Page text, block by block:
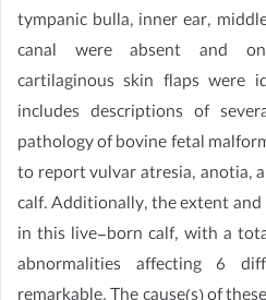
tympanic bulla, inner ear,
canal were absent and
cartilaginous skin flaps were
includes descriptions of
pathology of bovine fetal
to report vulvar atresia, anotia,
calf. Additionally, the extent
in this live-born calf, with a
abnormalities affecting 6